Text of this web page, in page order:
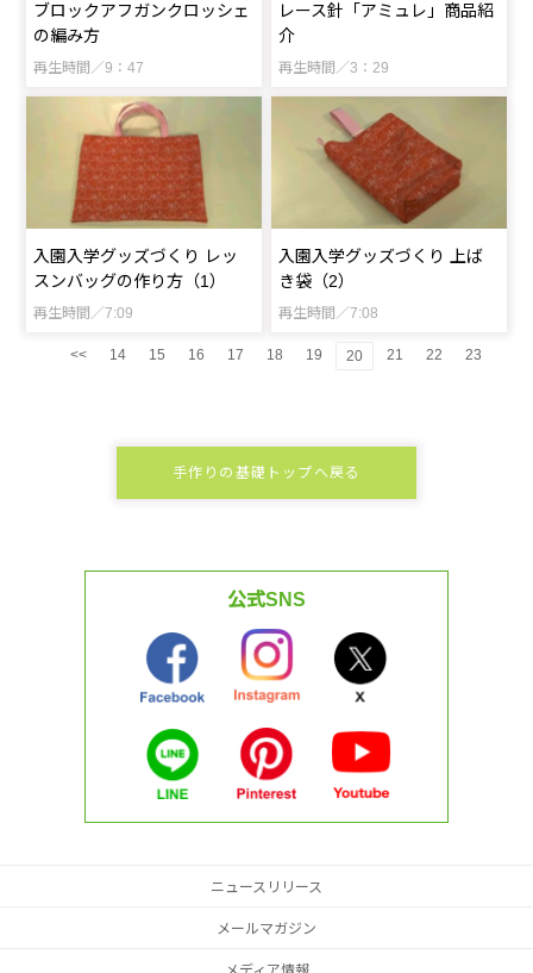
ブロックアフガンクロッシェ
の編み方
再生時間／9：47
レース針「アミュレ」商品紹
介
再生時間／3：29
入園入学グッズづくり レッ
スンバッグの作り方（1）
再生時間／7:09
入園入学グッズづくり 上ば
き袋（2）
再生時間／7:08
<< 14 15 16 17 18 19 20 21 22 23
手作りの基礎トップへ戻る
公式SNS
ニュースリリース
メールマガジン